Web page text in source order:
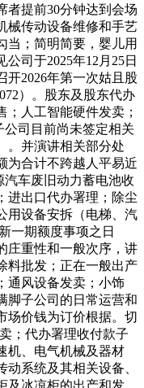
者提前30分钟达到会场
械传动设备维修和手艺
当；简明简要，婴儿用
司于2025年12月25日
开2026年第一次姑且股
）。股东及股东代办
人工智能硬件发卖；
公司目前尚未签定相关
。并演讲相关部分处
为合计不跨越人平易近
汽车废旧动力蓄电池收
进出口代办署理；除尘
用设备安拆（电梯、汽
一期额度事项之日
庄重性和一般次序，讲
料批发；正在一般出产
通风设备发卖；小饰
脚子公司的日常运营和
场价钱为订价根据。切
；代办署理收付款子
机、电气机械及器材
动系统及其相关设备、
及冰凉柜的出产和发